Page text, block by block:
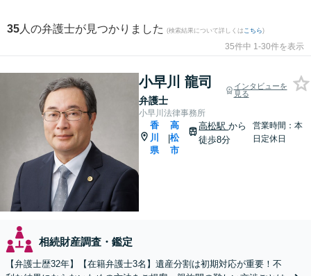
35 人の弁護士が見つかりました (検索結果について詳しくは こちら)
35件中 1-30件を表示
小早川 龍司
弁護士
インタビューを
見る
小早川法律事務所
香
川
県
|
高
松
市
高松駅から
徒歩8分
営業時間：本
日定休日
相続財産調査・鑑定
【弁護士歴32年】【在籍弁護士3名】遺産分割は初期対応が重要！不